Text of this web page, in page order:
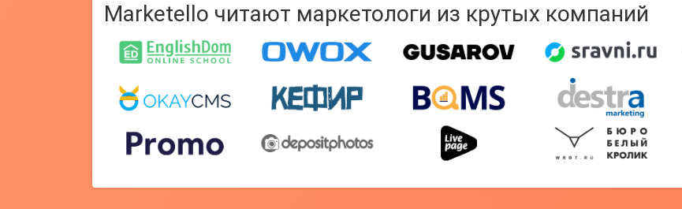
Marketello читают маркетологи из крутых компаний